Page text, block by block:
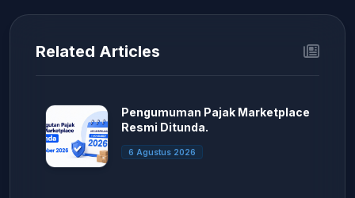
Related Articles
Pengumuman Pajak Marketplace
Resmi Ditunda.
6 Agustus 2026